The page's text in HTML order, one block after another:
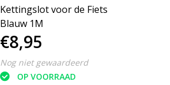
Kettingslot voor de Fiets
Blauw 1M
€8,95
Nog niet gewaardeerd
OP VOORRAAD